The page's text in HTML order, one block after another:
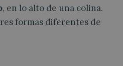
, en lo alto de una colina.
formas diferentes de